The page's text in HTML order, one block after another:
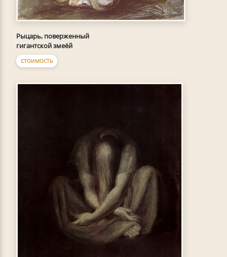
Рыцарь, поверженный
гигантской змеёй
СТОИМОСТЬ